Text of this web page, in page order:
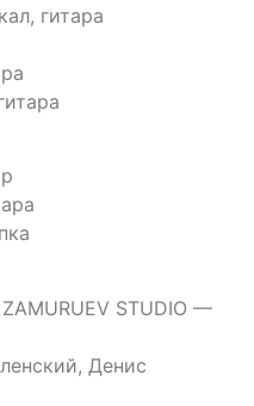
гитара
STUDIO —
Денис